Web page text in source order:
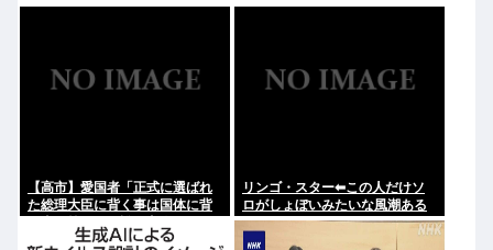
【高市】愛国者「正式に選ばれ
た総理大臣に背く事は国体に背
く事に等しい。誰が主人かハッ
キリさせるべき」
リンゴ・スター⬅︎この人だけソ
ロがしょぼいみたいな風潮ある
じゃないですか